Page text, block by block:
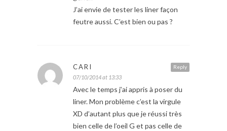
J’ai envie de tester les liner façon
feutre aussi. C’est bien ou pas ?
Reply
CARI
07/10/2014 at 13:33
Avec le temps j’ai appris à poser du
liner. Mon problème c’est la virgule
XD d’autant plus que je réussi très
bien celle de l’oeil G et pas celle de